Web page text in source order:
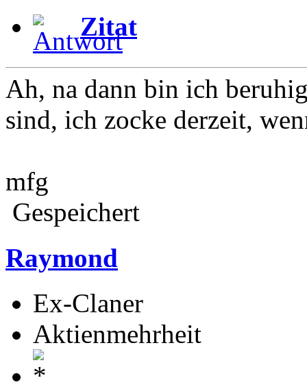
Zitat
Ah, na dann bin ich
sind, ich zocke derzeit,
mfg
Gespeichert
Raymond
Ex-Claner
Aktienmehrheit